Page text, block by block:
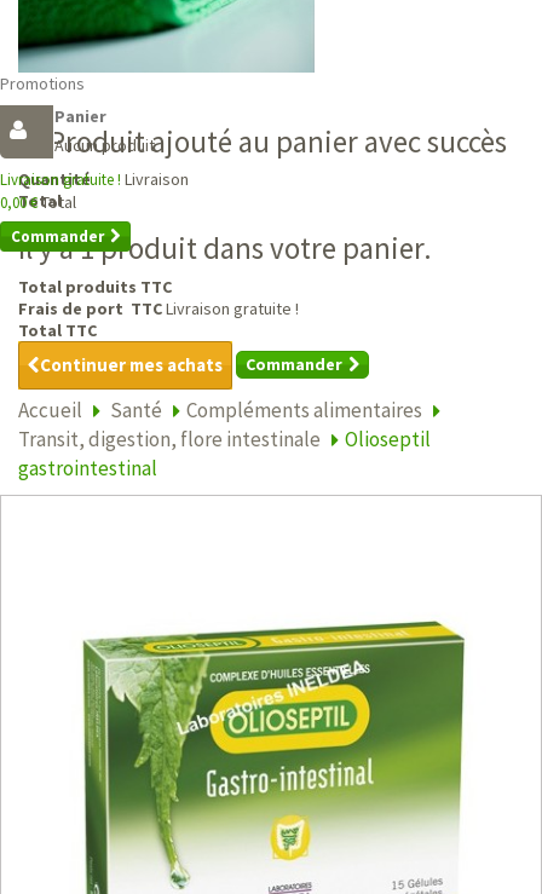
Promotions
Panier
Aucun produit
Livraison gratuite ! Livraison
0,00 €Total
Commander
Produit ajouté au panier avec succès
Quantité
Total
Il y a 1 produit dans votre panier.
Total produits TTC
Frais de port TTCLivraison gratuite !
Total TTC
Continuer mes achats Commander
Accueil Santé
Compléments alimentaires
Transit, digestion, flore intestinale
Olioseptil
gastrointestinal